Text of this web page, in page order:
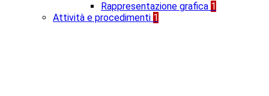
Rappresentazione grafica 1
Attività e procedimenti 1